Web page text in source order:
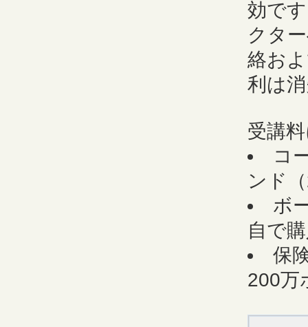
効で
クタ
絡お
利は
受講
コ
ンド
ボ
自で
保
200万